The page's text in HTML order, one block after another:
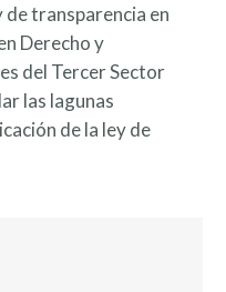
de transparencia en
Derecho y
del Tercer Sector
las lagunas
de la ley de